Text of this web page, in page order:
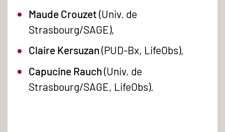
Maude Crouzet (Univ. de
Strasbourg/SAGE),
Claire Kersuzan (PUD-Bx, LifeObs),
Capucine Rauch (Univ. de
Strasbourg/SAGE, LifeObs).